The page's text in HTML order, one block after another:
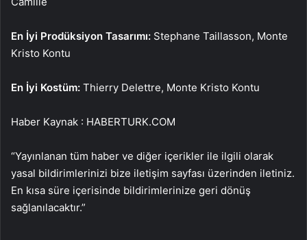
En İyi Prodüksiyon Tasarımı: Stephane Taillasson, Monte
Kristo Kontu
En İyi Kostüm: Thierry Delettre, Monte Kristo Kontu
Haber Kaynak : HABERTURK.COM
“Yayınlanan tüm haber ve diğer içerikler ile ilgili olarak
yasal bildirimlerinizi bize iletişim sayfası üzerinden iletiniz.
En kısa süre içerisinde bildirimlerinize geri dönüş
sağlanılacaktır.”